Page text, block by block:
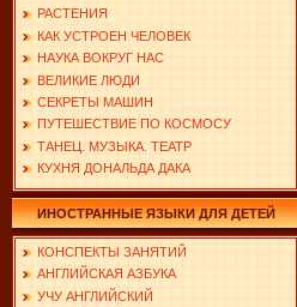
РАСТЕНИЯ
КАК УСТРОЕН ЧЕЛОВЕК
НАУКА ВОКРУГ НАС
ВЕЛИКИЕ ЛЮДИ
СЕКРЕТЫ МАШИН
ПУТЕШЕСТВИЕ ПО КОСМОСУ
ТАНЕЦ. МУЗЫКА. ТЕАТР
КУХНЯ ДОНАЛЬДА ДАКА
ИНОСТРАННЫЕ ЯЗЫКИ ДЛЯ ДЕТЕЙ
КОНСПЕКТЫ ЗАНЯТИЙ
АНГЛИЙСКАЯ АЗБУКА
УЧУ АНГЛИЙСКИЙ